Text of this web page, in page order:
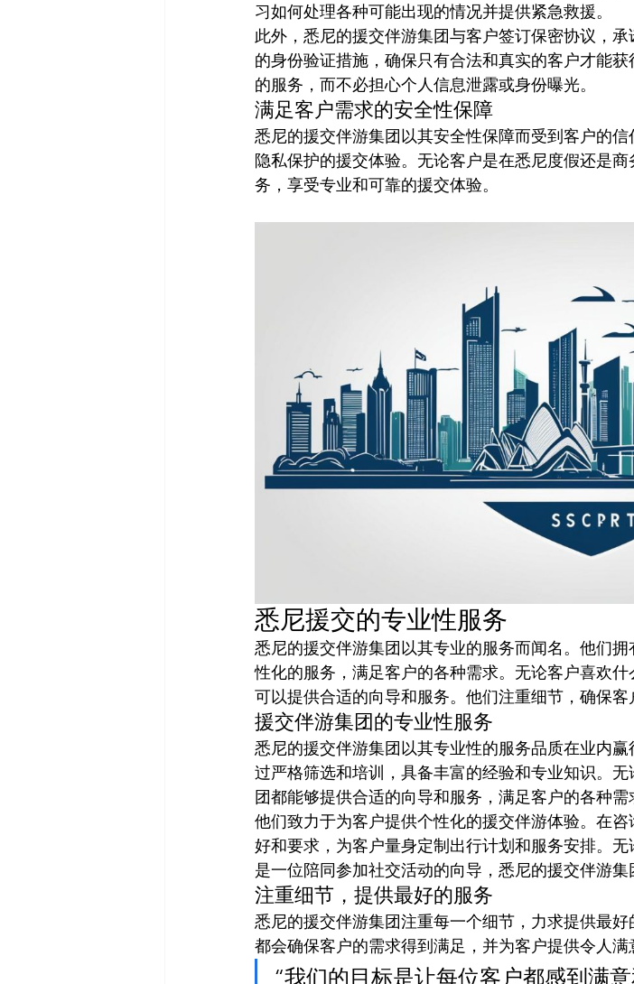
习如何处理各种可能出现的情况并提供紧急救援。
此外，悉尼的援交伴游集团与客户签订保密协议，
的身份验证措施，确保只有合法和真实的客户才能
的服务，而不必担心个人信息泄露或身份曝光。
满足客户需求的安全性保障
悉尼的援交伴游集团以其安全性保障而受到客户的
隐私保护的援交体验。无论客户是在悉尼度假还是
务，享受专业和可靠的援交体验。
悉尼援交的专业性服务
悉尼的援交伴游集团以其专业的服务而闻名。他们
性化的服务，满足客户的各种需求。无论客户喜欢
可以提供合适的向导和服务。他们注重细节，确保客
援交伴游集团的专业性服务
悉尼的援交伴游集团以其专业性的服务品质在业内
过严格筛选和培训，具备丰富的经验和专业知识。
团都能够提供合适的向导和服务，满足客户的各种需
他们致力于为客户提供个性化的援交伴游体验。在
好和要求，为客户量身定制出行计划和服务安排。
是一位陪同参加社交活动的向导，悉尼的援交伴游集
注重细节，提供最好的服务
悉尼的援交伴游集团注重每一个细节，力求提供最
都会确保客户的需求得到满足，并为客户提供令人满
“我们的目标是让每位客户都感到满